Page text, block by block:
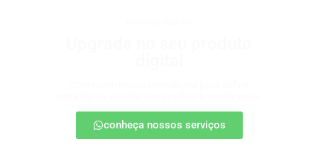
conheça nossos serviços